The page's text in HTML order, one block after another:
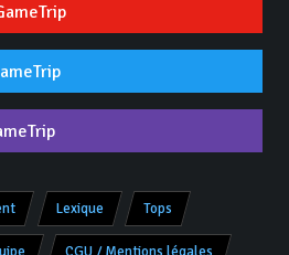
Lexique Tops
CGU / Mentions légales